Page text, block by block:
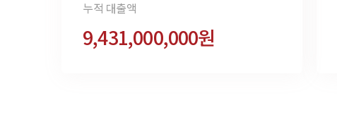
누적 대출액
9,431,000,000원